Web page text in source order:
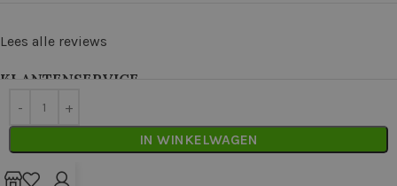
IN WINKELWAGEN
Lees alle reviews
KLANTENSERVICE
2026